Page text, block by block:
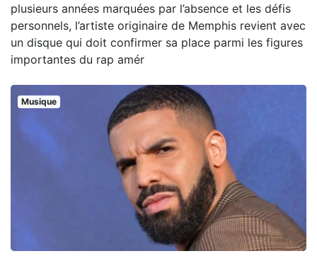
plusieurs années marquées par l’absence et les défis
personnels, l’artiste originaire de Memphis revient avec
un disque qui doit confirmer sa place parmi les figures
importantes du rap amér
Musique